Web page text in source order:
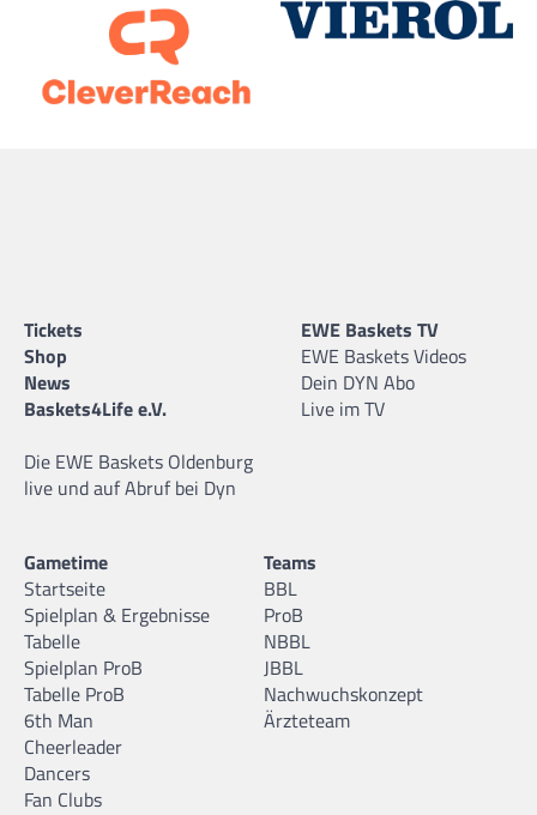
Tickets
Shop
News
Baskets4Life e.V.
Die EWE Baskets Oldenburg
live und auf Abruf bei Dyn
EWE Baskets TV
EWE Baskets Videos
Dein DYN Abo
Live im TV
Gametime
Startseite
Spielplan & Ergebnisse
Tabelle
Spielplan ProB
Tabelle ProB
6th Man
Cheerleader
Dancers
Fan Clubs
Teams
BBL
ProB
NBBL
JBBL
Nachwuchskonzept
Ärzteteam